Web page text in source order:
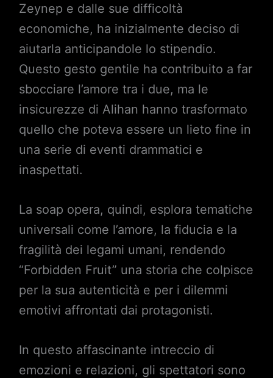
Zeynep e dalle sue difficoltà
economiche, ha inizialmente deciso di
aiutarla anticipandole lo stipendio.
Questo gesto gentile ha contribuito a far
sbocciare l’amore tra i due, ma le
insicurezze di Alihan hanno trasformato
quello che poteva essere un lieto fine in
una serie di eventi drammatici e
inaspettati.
La soap opera, quindi, esplora tematiche
universali come l’amore, la fiducia e la
fragilità dei legami umani, rendendo
“Forbidden Fruit” una storia che colpisce
per la sua autenticità e per i dilemmi
emotivi affrontati dai protagonisti.
In questo affascinante intreccio di
emozioni e relazioni, gli spettatori sono